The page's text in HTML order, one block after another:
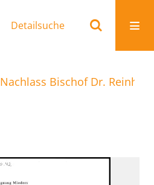
Detailsuche
Nachlass Bischof Dr.